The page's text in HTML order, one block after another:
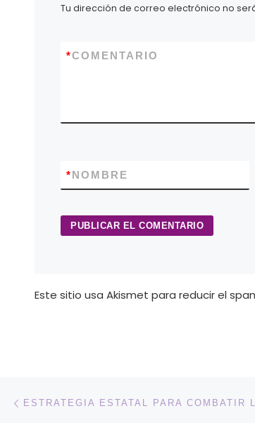
Tu dirección de correo electrónico no
COMENTARIO
*
NOMBRE
*
Este sitio usa Akismet para reducir el
Navegación de entradas
Entrada anterior